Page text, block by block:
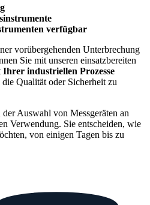
verfügbar
vorübergehenden Unterbrechung
Sie mit unseren einsatzbereiten
industriellen Prozesse
die Qualität oder Sicherheit zu
Auswahl von Messgeräten an
Verwendung. Sie entscheiden, wie
von einigen Tagen bis zu